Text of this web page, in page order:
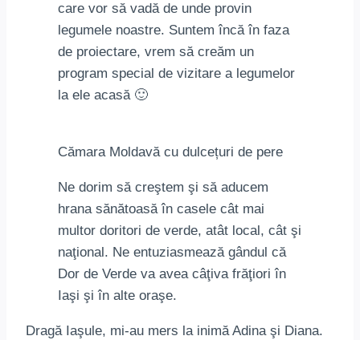
care vor să vadă de unde provin
legumele noastre. Suntem încă în faza
de proiectare, vrem să creăm un
program special de vizitare a legumelor
la ele acasă 🙂
Cămara Moldavă cu dulcețuri de pere
Ne dorim să creştem şi să aducem
hrana sănătoasă în casele cât mai
multor doritori de verde, atât local, cât şi
naţional. Ne entuziasmează gândul că
Dor de Verde va avea câţiva frăţiori în
Iaşi şi în alte oraşe.
Dragă Iaşule, mi-au mers la inimă Adina şi Diana.